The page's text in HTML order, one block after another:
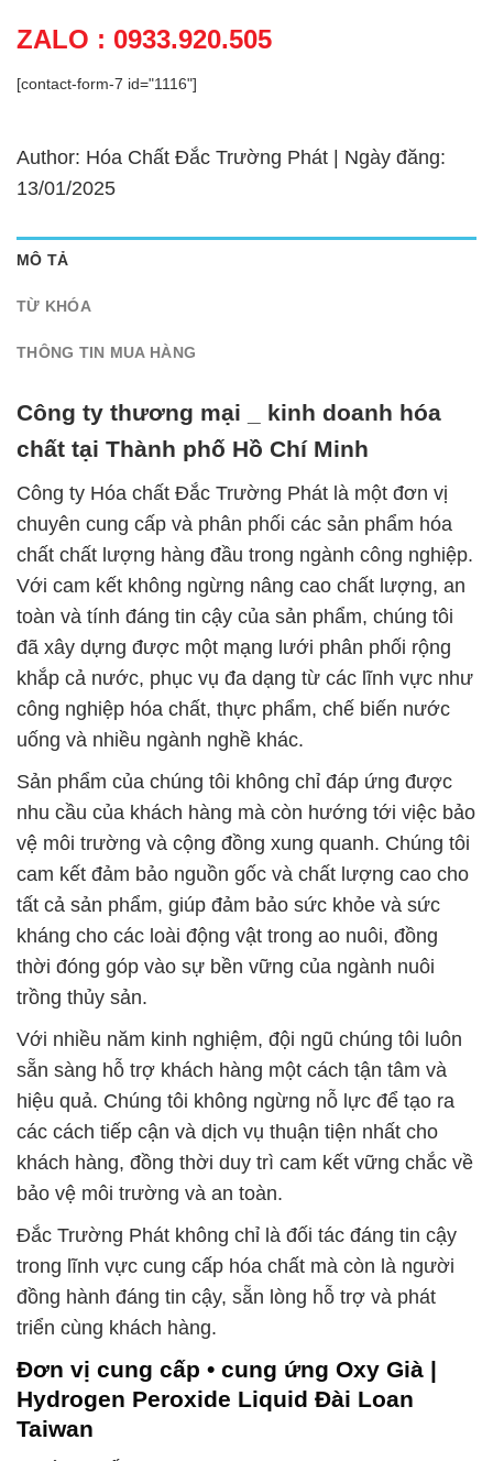
ZALO : 0933.920.505
[contact-form-7 id="1116"]
Author: Hóa Chất Đắc Trường Phát | Ngày đăng:
13/01/2025
MÔ TẢ
TỪ KHÓA
THÔNG TIN MUA HÀNG
Công ty thương mại _ kinh doanh hóa
chất tại Thành phố Hồ Chí Minh
Công ty Hóa chất Đắc Trường Phát là một đơn vị
chuyên cung cấp và phân phối các sản phẩm hóa
chất chất lượng hàng đầu trong ngành công nghiệp.
Với cam kết không ngừng nâng cao chất lượng, an
toàn và tính đáng tin cậy của sản phẩm, chúng tôi
đã xây dựng được một mạng lưới phân phối rộng
khắp cả nước, phục vụ đa dạng từ các lĩnh vực như
công nghiệp hóa chất, thực phẩm, chế biến nước
uống và nhiều ngành nghề khác.
Sản phẩm của chúng tôi không chỉ đáp ứng được
nhu cầu của khách hàng mà còn hướng tới việc bảo
vệ môi trường và cộng đồng xung quanh. Chúng tôi
cam kết đảm bảo nguồn gốc và chất lượng cao cho
tất cả sản phẩm, giúp đảm bảo sức khỏe và sức
kháng cho các loài động vật trong ao nuôi, đồng
thời đóng góp vào sự bền vững của ngành nuôi
trồng thủy sản.
Với nhiều năm kinh nghiệm, đội ngũ chúng tôi luôn
sẵn sàng hỗ trợ khách hàng một cách tận tâm và
hiệu quả. Chúng tôi không ngừng nỗ lực để tạo ra
các cách tiếp cận và dịch vụ thuận tiện nhất cho
khách hàng, đồng thời duy trì cam kết vững chắc về
bảo vệ môi trường và an toàn.
Đắc Trường Phát không chỉ là đối tác đáng tin cậy
trong lĩnh vực cung cấp hóa chất mà còn là người
đồng hành đáng tin cậy, sẵn lòng hỗ trợ và phát
triển cùng khách hàng.
Đơn vị cung cấp • cung ứng Oxy Già |
Hydrogen Peroxide Liquid Đài Loan
Taiwan